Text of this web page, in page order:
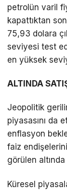
petrolün varil
kapattıktan
75,93 dolara
seviyesi test
en yüksek
ALTINDA
Jeopolitik
piyasasını da
enflasyon
faiz
görülen altında
Küresel